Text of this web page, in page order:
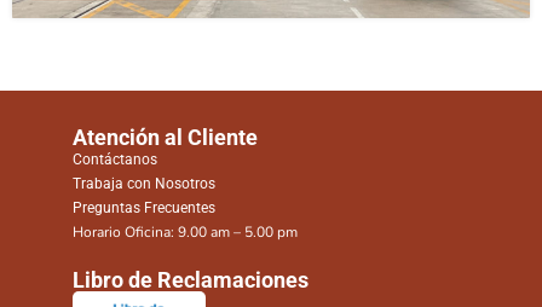
Atención al Cliente
Contáctanos
Trabaja con Nosotros
Preguntas Frecuentes
Horario Oficina: 9.00 am – 5.00 pm
Libro de Reclamaciones